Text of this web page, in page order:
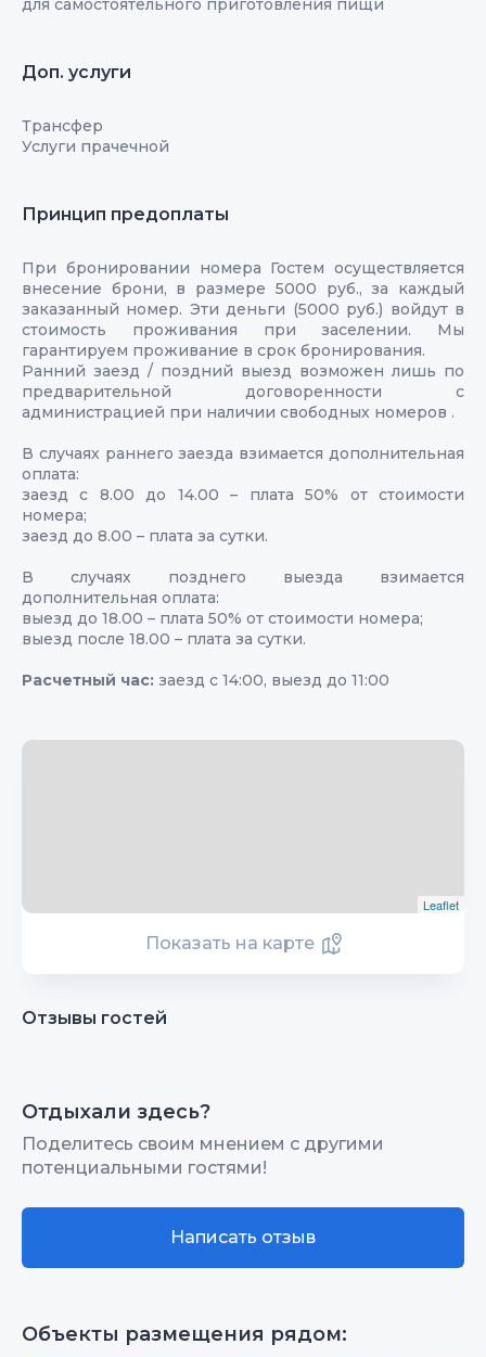
для самостоятельного приготовления пищи
Доп. услуги
Трансфер
Услуги прачечной
Принцип предоплаты
При бронировании номера Гостем осуществляется
внесение брони, в размере 5000 руб., за каждый
заказанный номер. Эти деньги (5000 руб.) войдут в
стоимость проживания при заселении. Мы
гарантируем проживание в срок бронирования.
Ранний заезд / поздний выезд возможен лишь по
предварительной договоренности с
администрацией при наличии свободных номеров .
В случаях раннего заезда взимается дополнительная
оплата:
заезд с 8.00 до 14.00 – плата 50% от стоимости
номера;
заезд до 8.00 – плата за сутки.
В случаях позднего выезда взимается
дополнительная оплата:
выезд до 18.00 – плата 50% от стоимости номера;
выезд после 18.00 – плата за сутки.
Расчетный час: заезд с 14:00, выезд до 11:00
Leaflet
Показать на карте
Отзывы гостей
Отдыхали здесь?
Поделитесь своим мнением с другими
потенциальными гостями!
Написать отзыв
Объекты размещения рядом: